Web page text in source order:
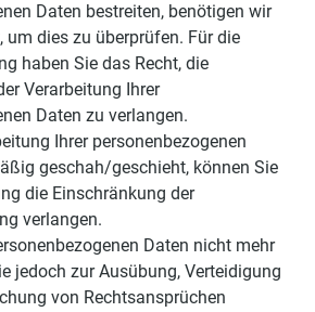
Daten bestreiten, benötigen wir
um dies zu überprüfen. Für die
haben Sie das Recht, die
Verarbeitung Ihrer
Daten zu verlangen.
Ihrer personenbezogenen
geschah/geschieht, können Sie
die Einschränkung der
verlangen.
Daten nicht mehr
jedoch zur Ausübung, Verteidigung
von Rechtsansprüchen